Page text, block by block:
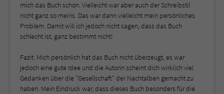
mich das Buch schon. Vielleicht war aber auch der Schreibstil
nicht ganz so meins. Das war dann vielleicht mein persönliches
Problem. Damit will ich jedoch nicht sagen, dass das Buch
schlecht ist, ganz bestimmt nicht!
Fazit: Mich persönlich hat das Buch nicht überzeugt, es war
jedoch eine gute Idee und die Autorin scheint dich wirklich viel
Gedanken über die "Gesellschaft" der Nachtalben gemacht zu
haben. Mein Eindruck war, dass dieses Buch besonders für die